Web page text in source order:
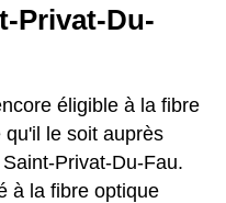
Privat-Du-
éligible à la fibre
le soit auprès
Privat-Du-Fau.
à la fibre optique